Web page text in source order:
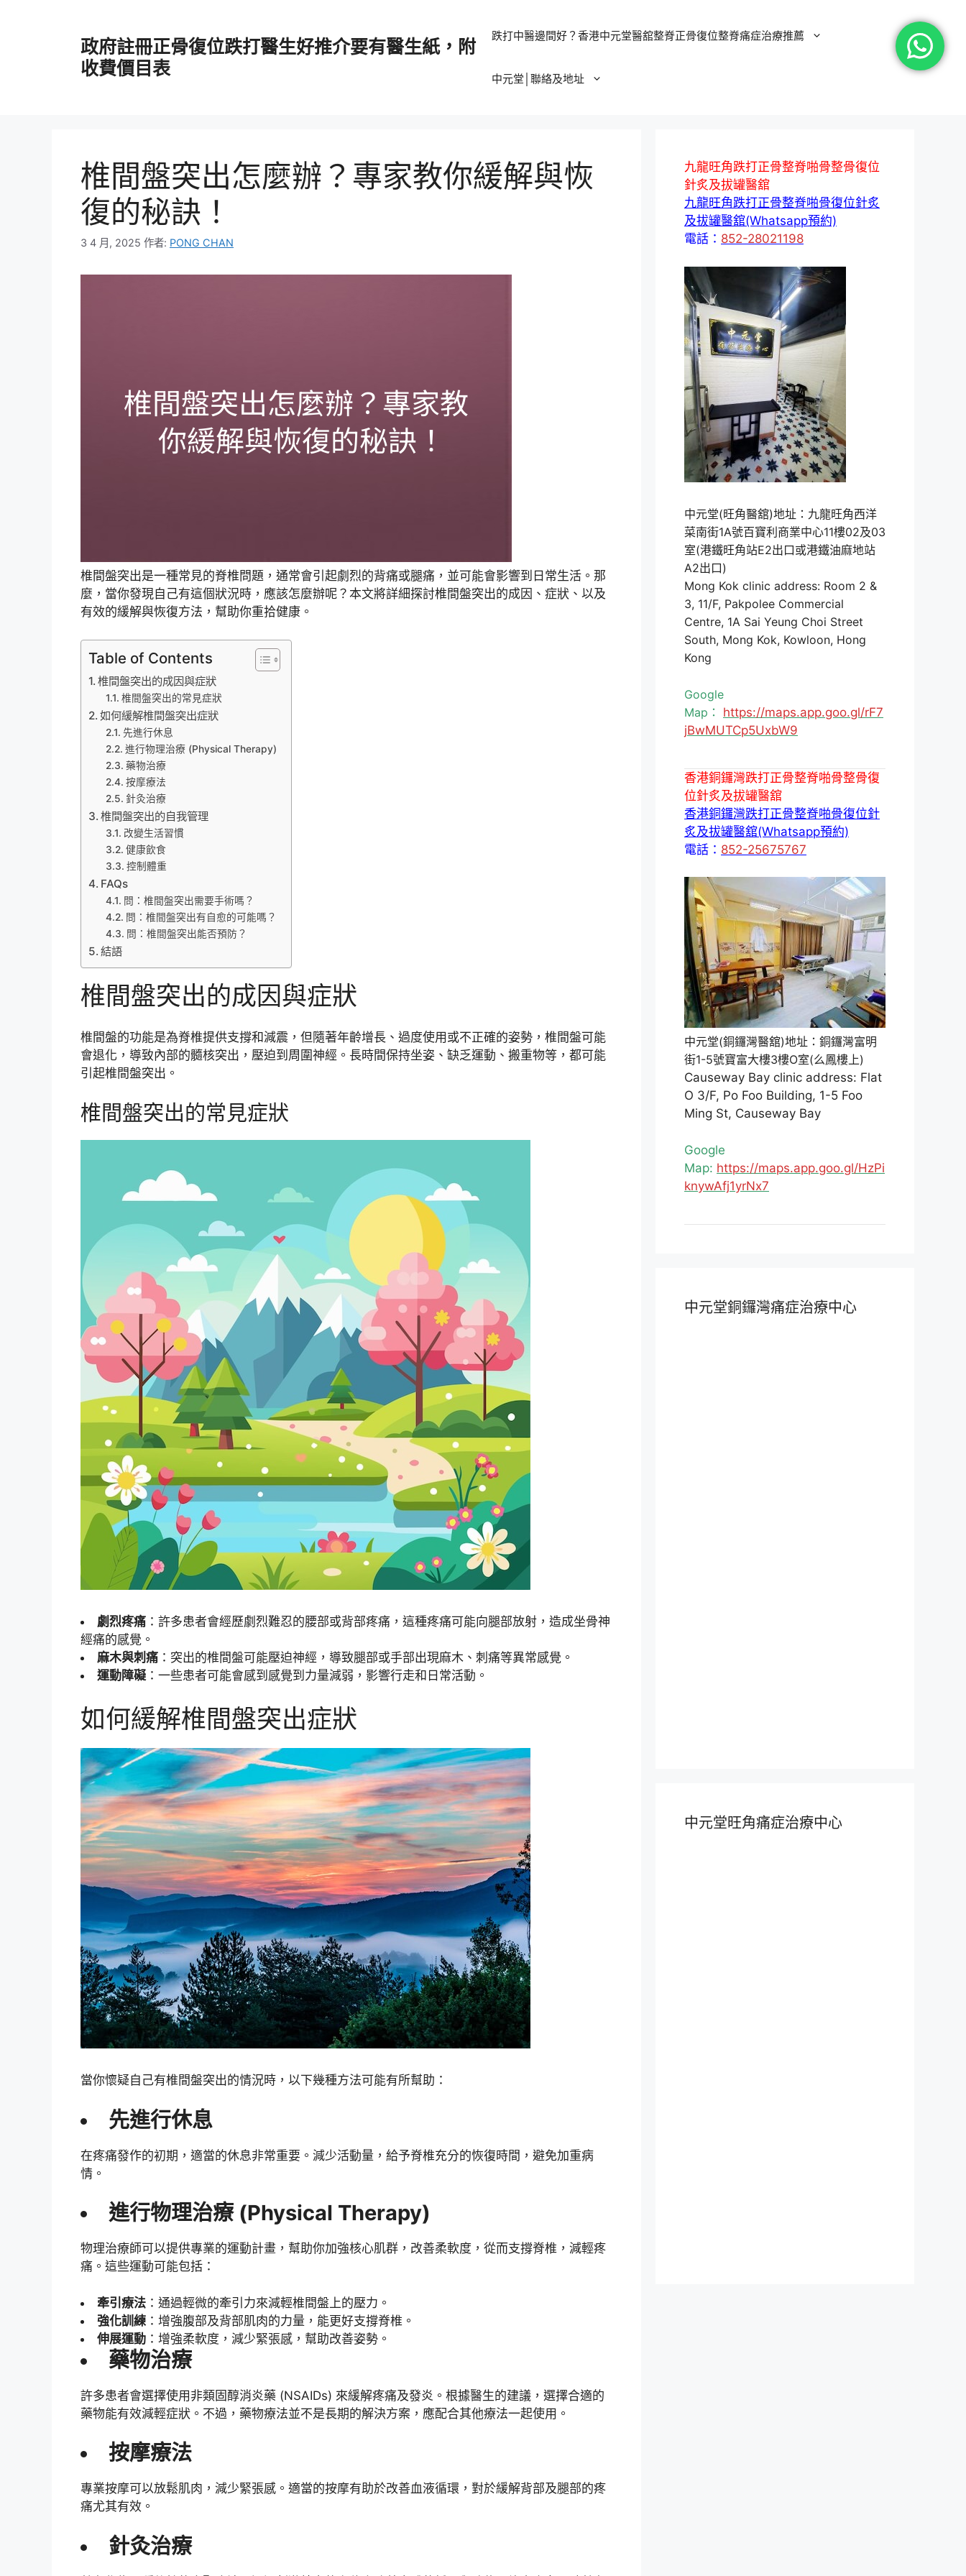
政府註冊正骨復位跌打醫生好推介要有醫生紙，附
收費價目表
跌打中醫邊間好？香港中元堂醫舘整脊正骨復位整脊痛症治療推薦
中元堂│聯絡及地址
椎間盤突出怎麼辦？專家教你緩解與恢
復的秘訣！
3 4 月, 2025 作者: PONG CHAN
椎間盤突出是一種常見的脊椎問題，通常會引起劇烈的背痛或腿痛，並可能會影響到日常生活。那
麼，當你發現自己有這個狀況時，應該怎麼辦呢？本文將詳細探討椎間盤突出的成因、症狀、以及
有效的緩解與恢復方法，幫助你重拾健康。
Table of Contents
椎間盤突出的成因與症狀
椎間盤突出的常見症狀
如何緩解椎間盤突出症狀
先進行休息
進行物理治療 (Physical Therapy)
藥物治療
按摩療法
針灸治療
椎間盤突出的自我管理
改變生活習慣
健康飲食
控制體重
FAQs
問：椎間盤突出需要手術嗎？
問：椎間盤突出有自愈的可能嗎？
問：椎間盤突出能否預防？
結語
椎間盤突出的成因與症狀
椎間盤的功能是為脊椎提供支撐和減震，但隨著年齡增長、過度使用或不正確的姿勢，椎間盤可能
會退化，導致內部的髓核突出，壓迫到周圍神經。長時間保持坐姿、缺乏運動、搬重物等，都可能
引起椎間盤突出。
椎間盤突出的常見症狀
劇烈疼痛 ：許多患者會經歷劇烈難忍的腰部或背部疼痛，這種疼痛可能向腿部放射，造成坐骨神
經痛的感覺。
麻木與刺痛 ：突出的椎間盤可能壓迫神經，導致腿部或手部出現麻木、刺痛等異常感覺。
運動障礙：一些患者可能會感到感覺到力量減弱，影響行走和日常活動。
如何緩解椎間盤突出症狀
當你懷疑自己有椎間盤突出的情況時，以下幾種方法可能有所幫助：
先進行休息
在疼痛發作的初期，適當的休息非常重要。減少活動量，給予脊椎充分的恢復時間，避免加重病
情。
進行物理治療 (Physical Therapy)
物理治療師可以提供專業的運動計畫，幫助你加強核心肌群，改善柔軟度，從而支撐脊椎，減輕疼
痛。這些運動可能包括：
牽引療法 ：通過輕微的牽引力來減輕椎間盤上的壓力。
強化訓練 ：增強腹部及背部肌肉的力量，能更好支撐脊椎。
伸展運動 ：增強柔軟度，減少緊張感，幫助改善姿勢。
藥物治療
許多患者會選擇使用非類固醇消炎藥 (NSAIDs) 來緩解疼痛及發炎。根據醫生的建議，選擇合適的
藥物能有效減輕症狀。不過，藥物療法並不是長期的解決方案，應配合其他療法一起使用。
按摩療法
專業按摩可以放鬆肌肉，減少緊張感。適當的按摩有助於改善血液循環，對於緩解背部及腿部的疼
痛尤其有效。
針灸治療
九龍旺角跌打正骨整脊啪骨整骨復位
針炙及拔罐醫舘
九龍旺角跌打正骨整脊啪骨復位針炙
及拔罐醫舘(Whatsapp預約)
電話： 852-28021198
中元堂(旺角醫舘)地址：九龍旺角西洋
菜南街1A號百寶利商業中心11樓02及03
室(港鐵旺角站E2出口或港鐵油麻地站
A2出口)
Mong Kok clinic address: Room 2 &
3, 11/F, Pakpolee Commercial
Centre, 1A Sai Yeung Choi Street
South, Mong Kok, Kowloon, Hong
Kong
Google
Map： https://maps.app.goo.gl/rF7
jBwMUTCp5UxbW9
香港銅鑼灣跌打正骨整脊啪骨整骨復
位針炙及拔罐醫舘
香港銅鑼灣跌打正骨整脊啪骨復位針
炙及拔罐醫舘(Whatsapp預約)
電話： 852-25675767
中元堂(銅鑼灣醫舘)地址：銅鑼灣富明
街1-5號寶富大樓3樓O室(么鳳樓上)
Causeway Bay clinic address: Flat
O 3/F, Po Foo Building, 1-5 Foo
Ming St, Causeway Bay
Google
Map: https://maps.app.goo.gl/HzPi
knywAfj1yrNx7
中元堂銅鑼灣痛症治療中心
中元堂旺角痛症治療中心